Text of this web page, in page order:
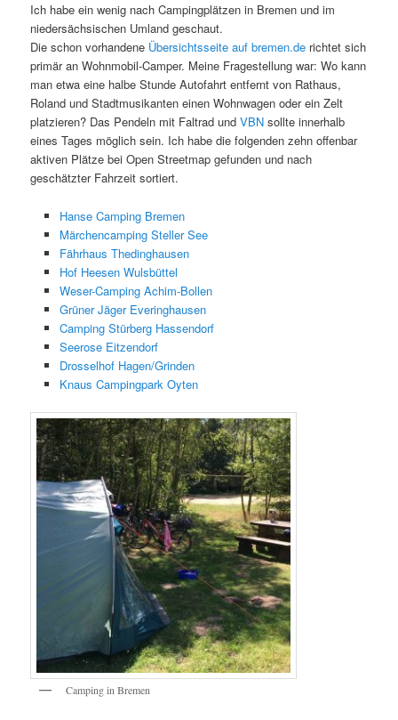
Ich habe ein wenig nach Campingplätzen in Bremen und im
niedersächsischen Umland geschaut.
Die schon vorhandene Übersichtsseite auf bremen.de richtet sich
primär an Wohnmobil-Camper. Meine Fragestellung war: Wo kann
man etwa eine halbe Stunde Autofahrt entfernt von Rathaus,
Roland und Stadtmusikanten einen Wohnwagen oder ein Zelt
platzieren? Das Pendeln mit Faltrad undVBN sollte innerhalb
eines Tages möglich sein. Ich habe die folgenden zehn offenbar
aktiven Plätze bei Open Streetmap gefunden und nach
geschätzter Fahrzeit sortiert.
Hanse Camping Bremen
Märchencamping Steller See
Fährhaus Thedinghausen
Hof Heesen Wulsbüttel
Weser-Camping Achim-Bollen
Grüner Jäger Everinghausen
Camping Stürberg Hassendorf
Seerose Eitzendorf
Drosselhof Hagen/Grinden
Knaus Campingpark Oyten
Camping in Bremen